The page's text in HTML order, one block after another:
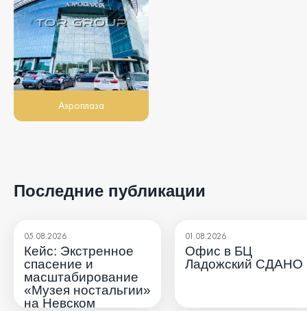
Аэроплаза
Последние публикации
05.08.2026
Кейс: Экстренное
спасение и
масштабирование
«Музея ностальгии»
на Невском
01.08.2026
Офис в БЦ
Ладожский СДАНО